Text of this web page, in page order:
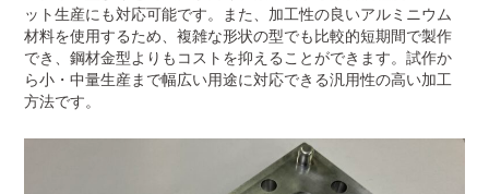
ット生産にも対応可能です。また、加工性の良いアルミニウム
材料を使用するため、複雑な形状の型でも比較的短期間で製作
でき、鋼材金型よりもコストを抑えることができます。試作か
ら小・中量生産まで幅広い用途に対応できる汎用性の高い加工
方法です。